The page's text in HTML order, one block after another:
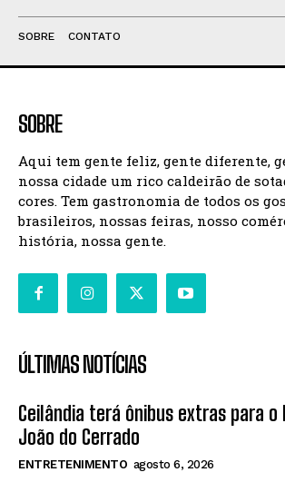
SOBRE CONTATO
SOBRE
Aqui tem gente feliz, gente diferente,
nossa cidade um rico caldeirão de
cores. Tem gastronomia de todos os
brasileiros, nossas feiras, nosso
história, nossa gente.
ÚLTIMAS NOTÍCIAS
Ceilândia terá ônibus extras para o
João do Cerrado
ENTRETENIMENTO agosto 6, 2026